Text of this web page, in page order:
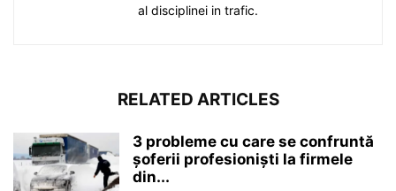
al disciplinei in trafic.
RELATED ARTICLES
3 probleme cu care se confruntă
șoferii profesioniști la firmele
din...